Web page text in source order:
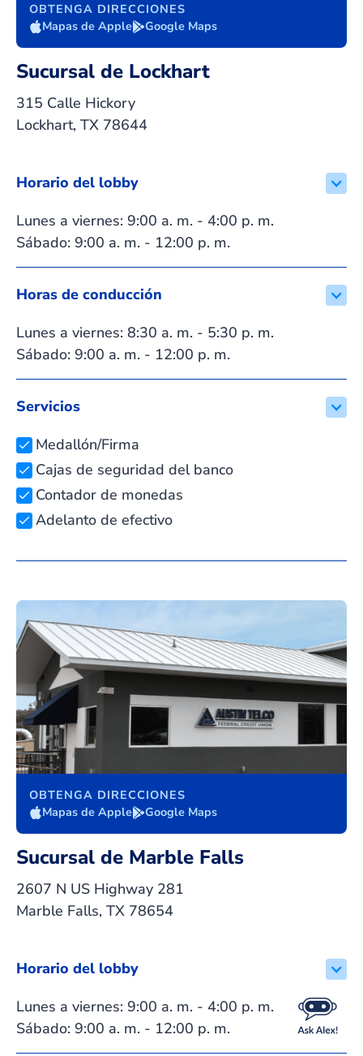
OBTENGA DIRECCIONES
Mapas de Apple
Google Maps
Sucursal de Lockhart
315 Calle Hickory
Lockhart, TX 78644
Horario del lobby
Lunes a viernes: 9:00 a. m. - 4:00 p. m.
Sábado: 9:00 a. m. - 12:00 p. m.
Horas de conducción
Lunes a viernes: 8:30 a. m. - 5:30 p. m.
Sábado: 9:00 a. m. - 12:00 p. m.
Servicios
Medallón/Firma
Cajas de seguridad del banco
Contador de monedas
Adelanto de efectivo
OBTENGA DIRECCIONES
Mapas de Apple
Google Maps
Sucursal de Marble Falls
2607 N US Highway 281
Marble Falls, TX 78654
Horario del lobby
Lunes a viernes: 9:00 a. m. - 4:00 p. m.
Sábado: 9:00 a. m. - 12:00 p. m.